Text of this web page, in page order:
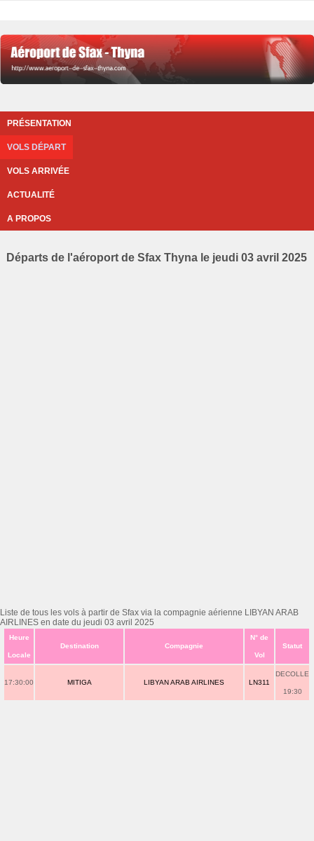
PRÉSENTATION
VOLS DÉPART
VOLS ARRIVÉE
ACTUALITÉ
A PROPOS
Départs de l'aéroport de Sfax Thyna le jeudi 03 avril 2025
Liste de tous les vols à partir de Sfax via la compagnie aérienne LIBYAN ARAB
AIRLINES en date du jeudi 03 avril 2025
Heure
Locale
Destination Compagnie
N° de
Vol
Statut
17:30:00 MITIGA LIBYAN ARAB AIRLINES LN311
DECOLLE
19:30